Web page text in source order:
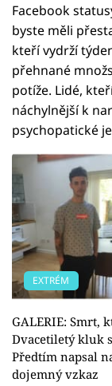
Facebook
byste měli
kteří vydrží
přehnané
potíže. Lidé,
náchylnější k
psychopatické
EXTRÉM
GALERIE: Smrt,
Dvacetiletý kluk
Předtím napsal
dojemný vzkaz